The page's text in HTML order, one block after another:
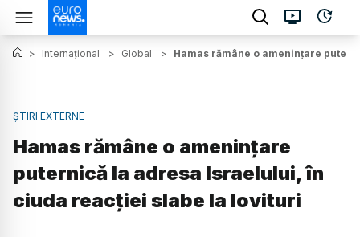
> Internațional > Global > Hamas rămâne o amenințare
ȘTIRI EXTERNE
Hamas rămâne o amenințare
puternică la adresa Israelului, în
ciuda reacției slabe la lovituri